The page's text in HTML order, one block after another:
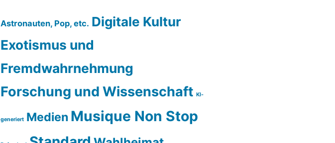
Astronauten, Pop, etc. Digitale Kultur
Exotismus und
Fremdwahrnehmung
Forschung und Wissenschaft KI-
generiert Medien Musique Non Stop